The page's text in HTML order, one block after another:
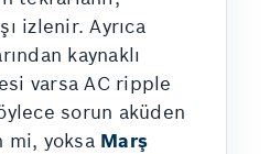
izlenir. Ayrıca
kaynaklı
varsa AC ripple
sorun aküden
mi, yoksa Marş